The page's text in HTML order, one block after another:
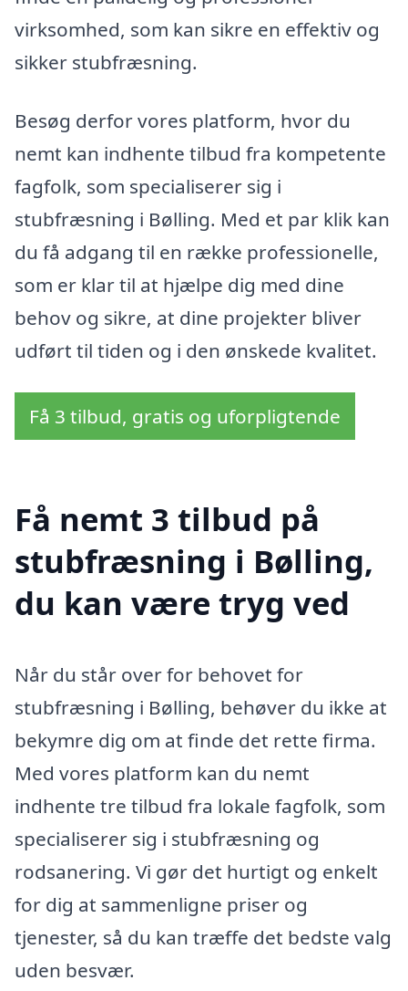
virksomhed, som kan sikre en effektiv og
sikker stubfræsning.
Besøg derfor vores platform, hvor du
nemt kan indhente tilbud fra kompetente
fagfolk, som specialiserer sig i
stubfræsning i Bølling. Med et par klik kan
du få adgang til en række professionelle,
som er klar til at hjælpe dig med dine
behov og sikre, at dine projekter bliver
udført til tiden og i den ønskede kvalitet.
Få 3 tilbud, gratis og uforpligtende
Få nemt 3 tilbud på
stubfræsning i Bølling,
du kan være tryg ved
Når du står over for behovet for
stubfræsning i Bølling, behøver du ikke at
bekymre dig om at finde det rette firma.
Med vores platform kan du nemt
indhente tre tilbud fra lokale fagfolk, som
specialiserer sig i stubfræsning og
rodsanering. Vi gør det hurtigt og enkelt
for dig at sammenligne priser og
tjenester, så du kan træffe det bedste valg
uden besvær.